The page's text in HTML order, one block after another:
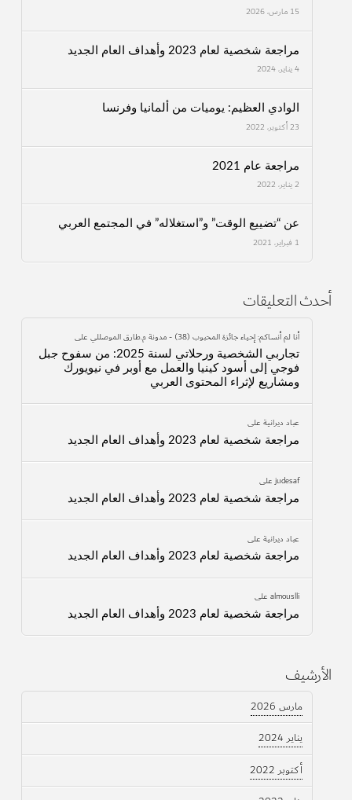
15 مارس، 2026
مراجعة شخصية لعام 2023 وأهداف العام الجديد
4 يناير، 2024
الوادي العظيم: يوميات من ألمانيا وفرنسا
23 أكتوبر، 2022
مراجعة عام 2021
2 يناير، 2022
عن “تضييع الوقت” و”استغلاله” في المجتمع العربي
1 فبراير، 2021
أحدث التعليقات
أنا لم أنساكم: إحياء جائزة المحبوب (38) - مدونة م.طارق الموصللي على
تجاربي الشخصية ورحلاتي لسنة 2025: من سفوح جبل
فوجي إلى أسود كينيا والعمل مع أوبر في نيويورك
ومشاريع لإثراء المحتوى العربي
عباد ديرانيةعلى
مراجعة شخصية لعام 2023 وأهداف العام الجديد
judesafعلى
مراجعة شخصية لعام 2023 وأهداف العام الجديد
عباد ديرانيةعلى
مراجعة شخصية لعام 2023 وأهداف العام الجديد
almouslliعلى
مراجعة شخصية لعام 2023 وأهداف العام الجديد
الأرشيف
مارس 2026
يناير 2024
أكتوبر 2022